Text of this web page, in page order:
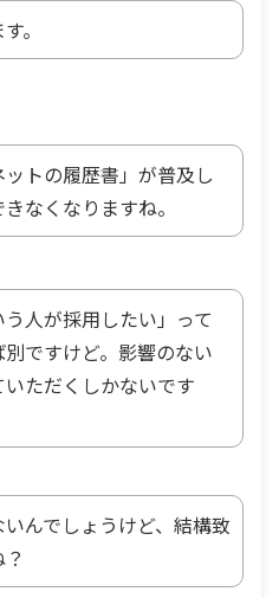
。
ットの履歴書」が普及し
なくなりますね。
人が採用したい」って
ですけど。影響のない
ただくしかないです
んでしょうけど、結構致